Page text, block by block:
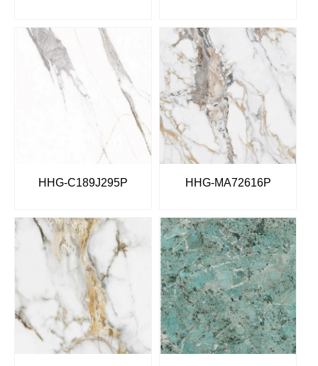
HHG-C189J295P HHG-MA72616P